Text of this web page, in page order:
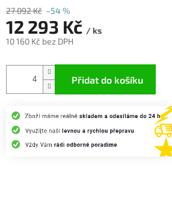
27 092 Kč –54 %
12 293 Kč / ks
10 160 Kč bez DPH
Přidat do košíku